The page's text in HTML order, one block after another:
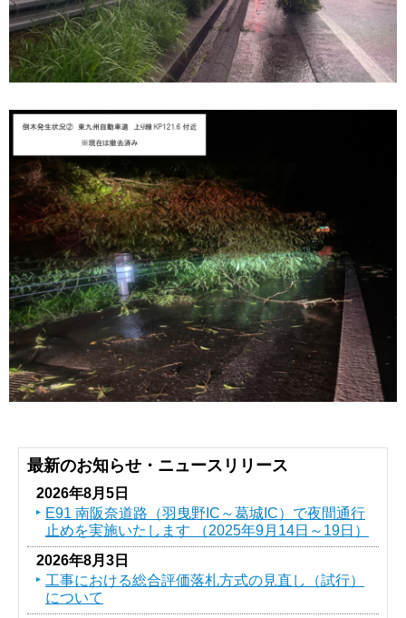
最新のお知らせ・ニュースリリース
2026年8月5日
E91 南阪奈道路（羽曳野IC～葛󠄀城IC）で夜間通行
止めを実施いたします （2025年9月14日～19日）
2026年8月3日
工事における総合評価落札方式の見直し（試行）
について